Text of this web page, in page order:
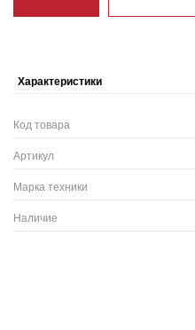
Характеристики
Код товара
Артикул
Марка техники
Наличие